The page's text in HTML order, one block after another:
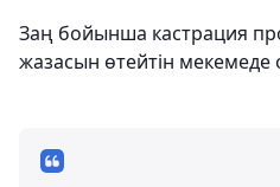
Заң бойынша кастрация
жазасын өтейтін